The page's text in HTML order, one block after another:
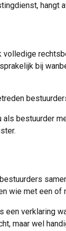
bij
bestuurder
wie met een
verklaring
maar wel